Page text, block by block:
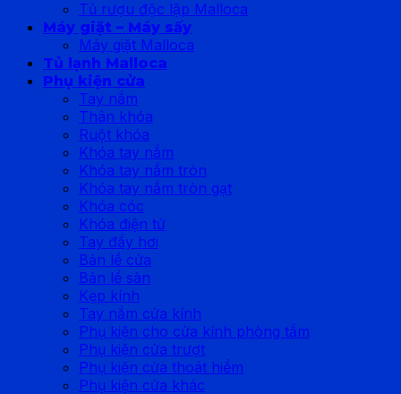
Tủ rượu độc lập Malloca
Máy giặt – Máy sấy
Máy giặt Malloca
Tủ lạnh Malloca
Phụ kiện cửa
Tay nắm
Thân khóa
Ruột khóa
Khóa tay nắm
Khóa tay nắm tròn
Khóa tay nắm tròn gạt
Khóa cóc
Khóa điện tử
Tay đẩy hơi
Bản lề cửa
Bản lề sàn
Kẹp kính
Tay nắm cửa kính
Phụ kiện cho cửa kính phòng tắm
Phụ kiện cửa trượt
Phụ kiện cửa thoát hiểm
Phụ kiện cửa khác